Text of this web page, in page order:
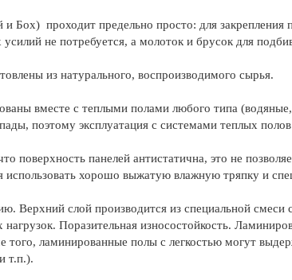
Бох) проходит предельно просто: для закрепления
не потребуется, а молоток и брусок для
из натурального, воспроизводимого сырья.
вместе с теплыми полами любого типа
поэтому эксплуатация с системами теплых
поверхность панелей антистатична, это не
использовать хорошо выжатую влажную тряпку и
Верхний слой производится из специальной
нагрузок. Поразительная износостойкость.
того, ламинированные полы с легкостью могут
т.п.).